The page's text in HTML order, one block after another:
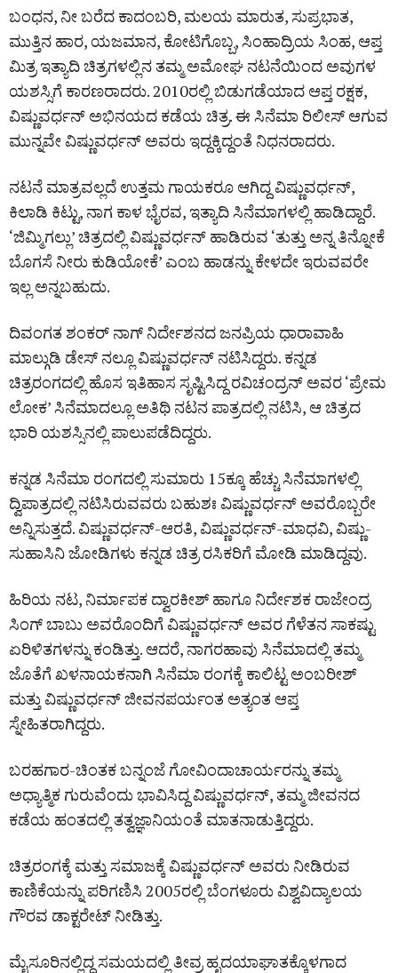
ಬಂಧನ, ನೀ ಬರೆದ ಕಾದಂಬರಿ, ಮಲಯ ಮಾರುತ, ಸುಪ್ರಭಾತ,
ಮುತ್ತಿನ ಹಾರ, ಯಜಮಾನ, ಕೋಟಿಗೊಬ್ಬ, ಸಿಂಹಾದ್ರಿಯ ಸಿಂಹ, ಆಪ್ತ
ಮಿತ್ರ ಇತ್ಯಾದಿ ಚಿತ್ರಗಳಲ್ಲಿನ ತಮ್ಮ ಅಮೋಘ ನಟನೆಯಿಂದ ಅವುಗಳ
ಯಶಸ್ಸಿಗೆ ಕಾರಣರಾದರು. 2010ರಲ್ಲಿ ಬಿಡುಗಡೆಯಾದ ಆಪ್ತ ರಕ್ಷಕ,
ವಿಷ್ಣುವರ್ಧನ್ ಅಭಿನಯದ ಕಡೆಯ ಚಿತ್ರ. ಈ ಸಿನೆಮಾ ರಿಲೀಸ್ ಆಗುವ
ಮುನ್ನವೇ ವಿಷ್ಣುವರ್ಧನ್ ಅವರು ಇದ್ದಕ್ಕಿದ್ದಂತೆ ನಿಧನರಾದರು.
ನಟನೆ ಮಾತ್ರವಲ್ಲದೆ ಉತ್ತಮ ಗಾಯಕರೂ ಆಗಿದ್ದ ವಿಷ್ಣುವರ್ಧನ್,
ಕಿಲಾಡಿ ಕಿಟ್ಟು, ನಾಗ ಕಾಳ ಭೈರವ, ಇತ್ಯಾದಿ ಸಿನೆಮಾಗಳಲ್ಲಿ ಹಾಡಿದ್ದಾರೆ.
‘ಜಿಮ್ಮಿಗಲ್ಲು’ ಚಿತ್ರದಲ್ಲಿ ವಿಷ್ಣುವರ್ಧನ್ ಹಾಡಿರುವ ‘ತುತ್ತು ಅನ್ನ ತಿನ್ನೋಕೆ
ಬೊಗಸೆ ನೀರು ಕುಡಿಯೋಕೆ’ ಎಂಬ ಹಾಡನ್ನು ಕೇಳದೇ ಇರುವವರೇ
ಇಲ್ಲ ಅನ್ನಬಹುದು.
ದಿವಂಗತ ಶಂಕರ್ ನಾಗ್ ನಿರ್ದೇಶನದ ಜನಪ್ರಿಯ ಧಾರಾವಾಹಿ
ಮಾಲ್ಗುಡಿ ಡೇಸ್ ನಲ್ಲೂ ವಿಷ್ಣುವರ್ಧನ್ ನಟಿಸಿದ್ದರು. ಕನ್ನಡ
ಚಿತ್ರರಂಗದಲ್ಲಿ ಹೊಸ ಇತಿಹಾಸ ಸೃಷ್ಟಿಸಿದ್ದ ರವಿಚಂದ್ರನ್ ಅವರ ‘ಪ್ರೇಮ
ಲೋಕ’ ಸಿನೆಮಾದಲ್ಲೂ ಅತಿಥಿ ನಟನ ಪಾತ್ರದಲ್ಲಿ ನಟಿಸಿ, ಆ ಚಿತ್ರದ
ಭಾರಿ ಯಶಸ್ಸಿನಲ್ಲಿ ಪಾಲುಪಡೆದಿದ್ದರು.
ಕನ್ನಡ ಸಿನೆಮಾ ರಂಗದಲ್ಲಿ ಸುಮಾರು 15ಕ್ಕೂ ಹೆಚ್ಚು ಸಿನೆಮಾಗಳಲ್ಲಿ
ದ್ವಿಪಾತ್ರದಲ್ಲಿ ನಟಿಸಿರುವವರು ಬಹುಶಃ ವಿಷ್ಣುವರ್ಧನ್ ಅವರೊಬ್ಬರೇ
ಅನ್ನಿಸುತ್ತದೆ. ವಿಷ್ಣುವರ್ಧನ್-ಆರತಿ, ವಿಷ್ಣುವರ್ಧನ್-ಮಾಧವಿ, ವಿಷ್ಣು-
ಸುಹಾಸಿನಿ ಜೋಡಿಗಳು ಕನ್ನಡ ಚಿತ್ರ ರಸಿಕರಿಗೆ ಮೋಡಿ ಮಾಡಿದ್ದವು.
ಹಿರಿಯ ನಟ, ನಿರ್ಮಾಪಕ ದ್ವಾರಕೀಶ್ ಹಾಗೂ ನಿರ್ದೇಶಕ ರಾಜೇಂದ್ರ
ಸಿಂಗ್ ಬಾಬು ಅವರೊಂದಿಗೆ ವಿಷ್ಣುವರ್ಧನ್ ಅವರ ಗೆಳೆತನ ಸಾಕಷ್ಟು
ಏರಿಳಿತಗಳನ್ನು ಕಂಡಿತ್ತು. ಆದರೆ, ನಾಗರಹಾವು ಸಿನೆಮಾದಲ್ಲಿ ತಮ್ಮ
ಜೊತೆಗೆ ಖಳನಾಯಕನಾಗಿ ಸಿನೆಮಾ ರಂಗಕ್ಕೆ ಕಾಲಿಟ್ಟ ಅಂಬರೀಶ್
ಮತ್ತು ವಿಷ್ಣುವರ್ಧನ್ ಜೀವನಪರ್ಯಂತ ಅತ್ಯಂತ ಆಪ್ತ
ಸ್ನೇಹಿತರಾಗಿದ್ದರು.
ಬರಹಗಾರ-ಚಿಂತಕ ಬನ್ನಂಜೆ ಗೋವಿಂದಾಚಾರ್ಯರನ್ನು ತಮ್ಮ
ಅಧ್ಯಾತ್ಮಿಕ ಗುರುವೆಂದು ಭಾವಿಸಿದ್ದ ವಿಷ್ಣುವರ್ಧನ್, ತಮ್ಮ ಜೀವನದ
ಕಡೆಯ ಹಂತದಲ್ಲಿ ತತ್ವಜ್ಞಾನಿಯಂತೆ ಮಾತನಾಡುತ್ತಿದ್ದರು.
ಚಿತ್ರರಂಗಕ್ಕೆ ಮತ್ತು ಸಮಾಜಕ್ಕೆ ವಿಷ್ಣುವರ್ಧನ್ ಅವರು ನೀಡಿರುವ
ಕಾಣಿಕೆಯನ್ನು ಪರಿಗಣಿಸಿ 2005ರಲ್ಲಿ ಬೆಂಗಳೂರು ವಿಶ್ವವಿದ್ಯಾಲಯ
ಗೌರವ ಡಾಕ್ಟರೇಟ್ ನೀಡಿತ್ತು.
ಮೈಸೂರಿನಲ್ಲಿದ್ದ ಸಮಯದಲ್ಲಿ ತೀವ್ರ ಹೃದಯಾಘಾತಕ್ಕೊಳಗಾದ